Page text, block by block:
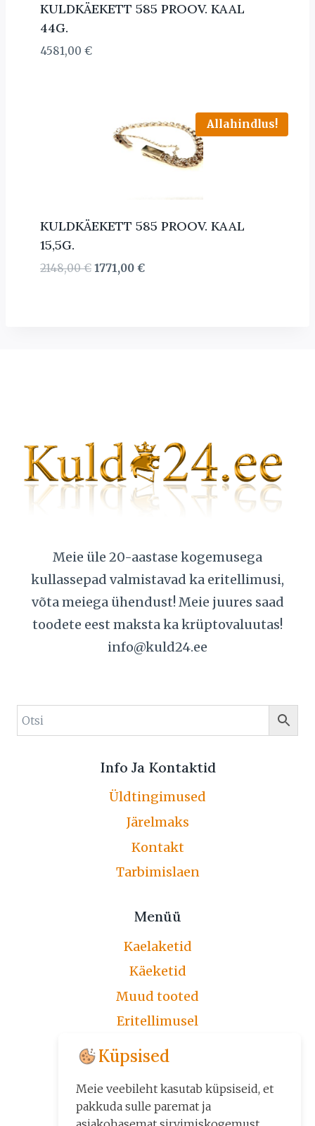
KULDKÄEKETT 585 PROOV. KAAL
44G.
4581,00 €
Allahindlus!
KULDKÄEKETT 585 PROOV. KAAL
15,5G.
2148,00€ Algne
1771,00 €Current
Meie üle 20-aastase kogemusega
kullassepad valmistavad ka eritellimusi,
võta meiega ühendust! Meie juures saad
toodete eest maksta ka krüptovaluutas!
info@kuld24.ee
Info Ja Kontaktid
Üldtingimused
Järelmaks
Kontakt
Tarbimislaen
Menüü
Kaelaketid
Käeketid
Muud tooted
Eritellimusel
Järelmaks
Üldtingimused
Kontakt
Küpsised
Meie veebileht kasutab küpsiseid, et
pakkuda sulle paremat ja